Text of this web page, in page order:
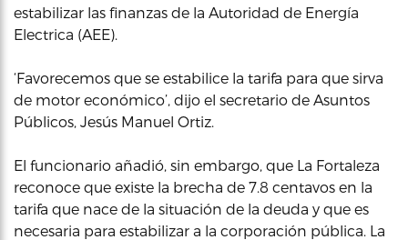
estabilizar las finanzas de la Autoridad de Energía
Electrica (AEE).
‘Favorecemos que se estabilice la tarifa para que sirva
de motor económico’, dijo el secretario de Asuntos
Públicos, Jesús Manuel Ortiz.
El funcionario añadió, sin embargo, que La Fortaleza
reconoce que existe la brecha de 7.8 centavos en la
tarifa que nace de la situación de la deuda y que es
necesaria para estabilizar a la corporación pública. La